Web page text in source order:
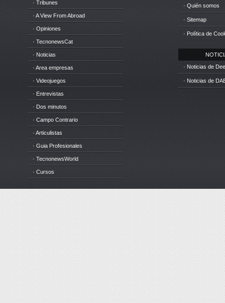
· Tribunes
· A View From Abroad
· Opiniones
· TecnonewsCat
· Noticias
· Area empresas
· Videojuegos
· Entrevistas
· Dos minutos
· Campo Contrario
· Articulistas
· Guia Profesionales
· TecnonewsWorld
· Cursos
· Quién somos
· Sitemap
· Política de
· Noticias de
· Noticias de